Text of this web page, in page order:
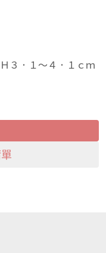
３．１～４．１ｃｍ